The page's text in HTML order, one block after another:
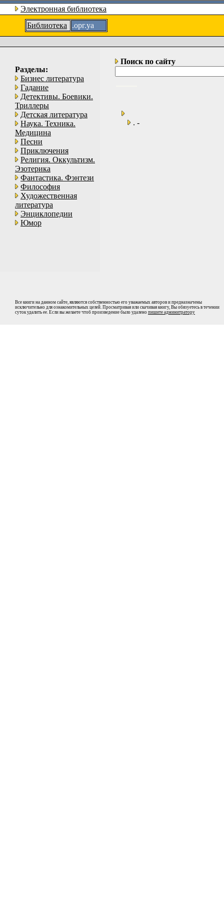
Электронная библиотека
Библиотека
.орг.уа
Разделы:
Бизнес литература
Гадание
Детективы. Боевики.
Триллеры
Детская литература
Наука. Техника.
Медицина
Песни
Приключения
Религия. Оккультизм.
Эзотерика
Фантастика. Фэнтези
Философия
Художественная
литература
Энциклопедии
Юмор
Поиск по сайту
. -
Все книги на данном сайте, являются собственностью его уважаемых авторов и предназначены
исключительно для ознакомительных целей. Просматривая или скачивая книгу, Вы обязуетесь в течении
суток удалить ее. Если вы желаете чтоб произведение было удалено пишите админитратору